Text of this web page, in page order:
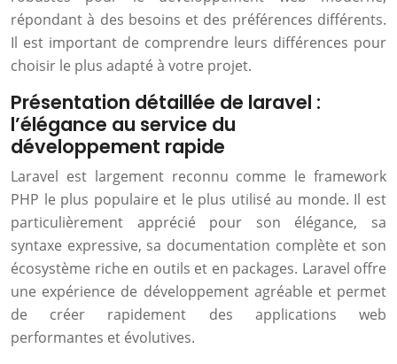
répondant à des besoins et des préférences différents.
Il est important de comprendre leurs différences pour
choisir le plus adapté à votre projet.
Présentation détaillée de laravel :
l’élégance au service du
développement rapide
Laravel est largement reconnu comme le framework
PHP le plus populaire et le plus utilisé au monde. Il est
particulièrement apprécié pour son élégance, sa
syntaxe expressive, sa documentation complète et son
écosystème riche en outils et en packages. Laravel offre
une expérience de développement agréable et permet
de créer rapidement des applications web
performantes et évolutives.